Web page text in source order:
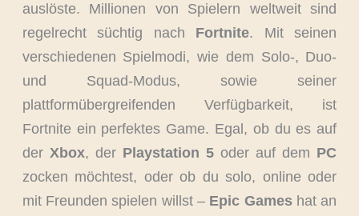
auslöste. Millionen von Spielern weltweit sind
regelrecht süchtig nach Fortnite. Mit seinen
verschiedenen Spielmodi, wie dem Solo-, Duo-
und Squad-Modus, sowie seiner
plattformübergreifenden Verfügbarkeit, ist
Fortnite ein perfektes Game. Egal, ob du es auf
der Xbox, der Playstation 5 oder auf dem PC
zocken möchtest, oder ob du solo, online oder
mit Freunden spielen willst – Epic Games hat an